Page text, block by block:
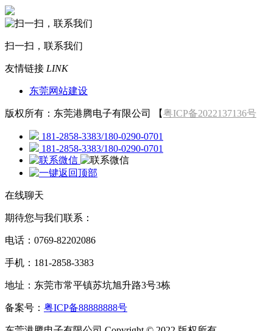
扫一扫，联系我们
友情链接 LINK
东莞网站建设
版权所有：东莞港腾电子有限公司 【粤ICP备2022137136号
181-2858-3383/180-0290-0701
181-2858-3383/180-0290-0701
在线聊天
期待您与我们联系：
电话：0769-82202086
手机：181-2858-3383
地址：东莞市常平镇苏坑旭升路3号3栋
备案号： 粤ICP备88888888号